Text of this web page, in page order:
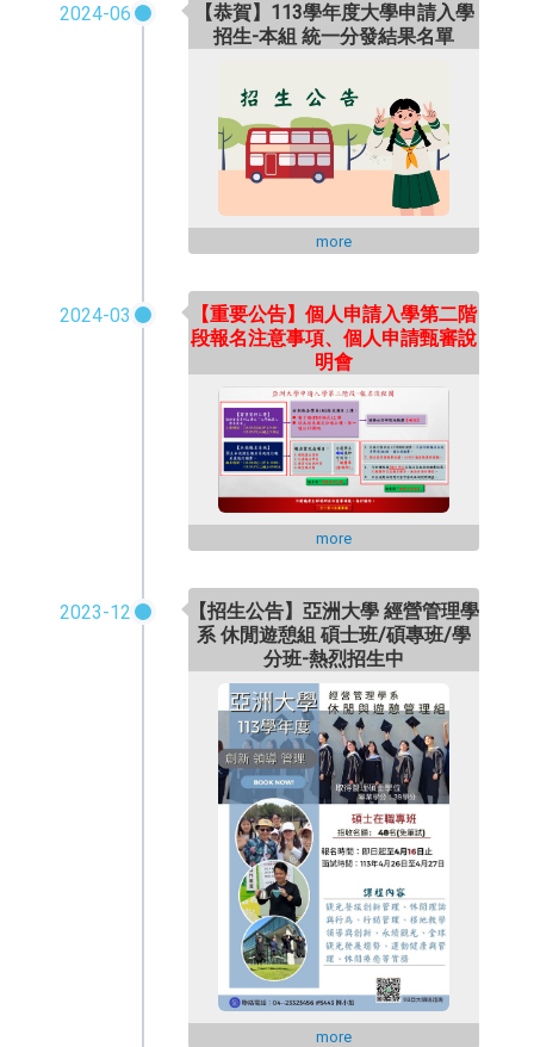
2024-06
【恭賀】113學年度大學申請入學
招生-本組 統一分發結果名單
more
2024-03
【重要公告】個人申請入學第二階
段報名注意事項、個人申請甄審說
明會
more
2023-12
【招生公告】亞洲大學 經營管理學
系 休閒遊憩組 碩士班/碩專班/學
分班-熱烈招生中
more